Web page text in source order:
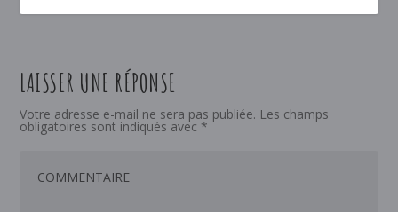
LAISSER UNE RÉPONSE
Votre adresse e-mail ne sera pas publiée. Les champs
obligatoires sont indiqués avec *